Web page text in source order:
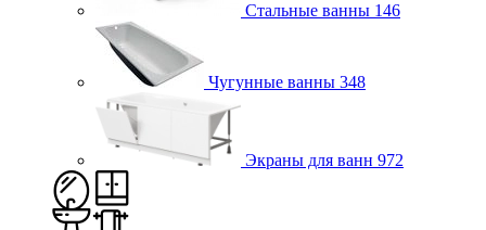
Стальные ванны 146
Чугунные ванны 348
Экраны для ванн 972